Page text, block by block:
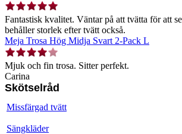
Fantastisk kvalitet. Väntar på att tvätta för att
behåller storlek efter tvätt också.
Meja Trosa Hög Midja Svart 2-Pack L
Mjuk och fin trosa. Sitter perfekt.
Carina
Skötselråd
Missfärgad tvätt
Sängkläder